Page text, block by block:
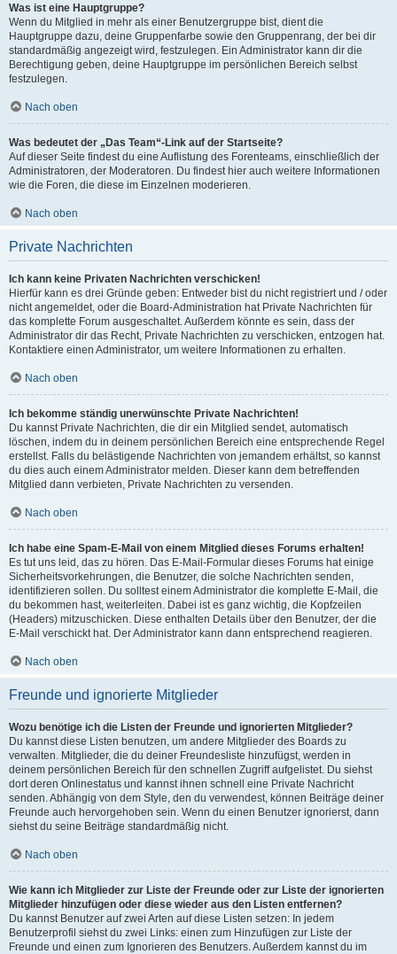
Was ist eine Hauptgruppe?
Wenn du Mitglied in mehr als einer Benutzergruppe bist, dient die
Hauptgruppe dazu, deine Gruppenfarbe sowie den Gruppenrang, der bei dir
standardmäßig angezeigt wird, festzulegen. Ein Administrator kann dir die
Berechtigung geben, deine Hauptgruppe im persönlichen Bereich selbst
festzulegen.
Nach oben
Was bedeutet der „Das Team“-Link auf der Startseite?
Auf dieser Seite findest du eine Auflistung des Forenteams, einschließlich der
Administratoren, der Moderatoren. Du findest hier auch weitere Informationen
wie die Foren, die diese im Einzelnen moderieren.
Nach oben
Private Nachrichten
Ich kann keine Privaten Nachrichten verschicken!
Hierfür kann es drei Gründe geben: Entweder bist du nicht registriert und / oder
nicht angemeldet, oder die Board-Administration hat Private Nachrichten für
das komplette Forum ausgeschaltet. Außerdem könnte es sein, dass der
Administrator dir das Recht, Private Nachrichten zu verschicken, entzogen hat.
Kontaktiere einen Administrator, um weitere Informationen zu erhalten.
Nach oben
Ich bekomme ständig unerwünschte Private Nachrichten!
Du kannst Private Nachrichten, die dir ein Mitglied sendet, automatisch
löschen, indem du in deinem persönlichen Bereich eine entsprechende Regel
erstellst. Falls du belästigende Nachrichten von jemandem erhältst, so kannst
du dies auch einem Administrator melden. Dieser kann dem betreffenden
Mitglied dann verbieten, Private Nachrichten zu versenden.
Nach oben
Ich habe eine Spam-E-Mail von einem Mitglied dieses Forums erhalten!
Es tut uns leid, das zu hören. Das E-Mail-Formular dieses Forums hat einige
Sicherheitsvorkehrungen, die Benutzer, die solche Nachrichten senden,
identifizieren sollen. Du solltest einem Administrator die komplette E-Mail, die
du bekommen hast, weiterleiten. Dabei ist es ganz wichtig, die Kopfzeilen
(Headers) mitzuschicken. Diese enthalten Details über den Benutzer, der die
E-Mail verschickt hat. Der Administrator kann dann entsprechend reagieren.
Nach oben
Freunde und ignorierte Mitglieder
Wozu benötige ich die Listen der Freunde und ignorierten Mitglieder?
Du kannst diese Listen benutzen, um andere Mitglieder des Boards zu
verwalten. Mitglieder, die du deiner Freundesliste hinzufügst, werden in
deinem persönlichen Bereich für den schnellen Zugriff aufgelistet. Du siehst
dort deren Onlinestatus und kannst ihnen schnell eine Private Nachricht
senden. Abhängig von dem Style, den du verwendest, können Beiträge deiner
Freunde auch hervorgehoben sein. Wenn du einen Benutzer ignorierst, dann
siehst du seine Beiträge standardmäßig nicht.
Nach oben
Wie kann ich Mitglieder zur Liste der Freunde oder zur Liste der ignorierten
Mitglieder hinzufügen oder diese wieder aus den Listen entfernen?
Du kannst Benutzer auf zwei Arten auf diese Listen setzen: In jedem
Benutzerprofil siehst du zwei Links: einen zum Hinzufügen zur Liste der
Freunde und einen zum Ignorieren des Benutzers. Außerdem kannst du im